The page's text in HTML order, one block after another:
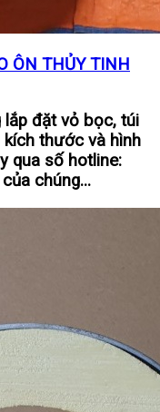
ÔN THỦY TINH
lắp đặt vỏ bọc, túi
thước và hình
qua số hotline:
chúng...